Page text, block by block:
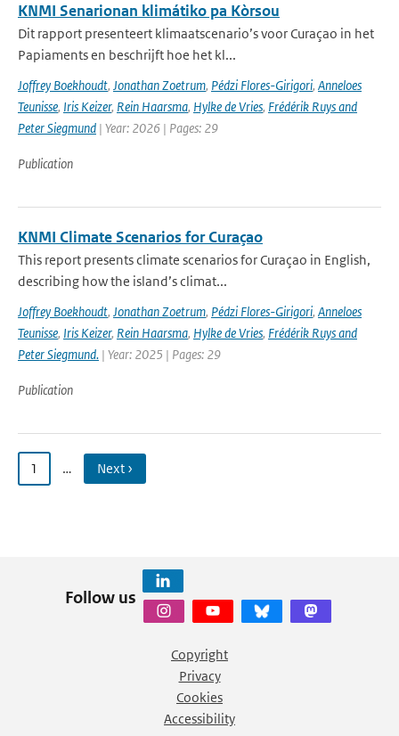
KNMI Senarionan klimátiko pa Kòrsou
Dit rapport presenteert klimaatscenario’s voor Curaçao in het
Papiaments en beschrijft hoe het kl...
Joffrey Boekhoudt, Jonathan Zoetrum, Pédzi Flores-Girigori, Anneloes
Teunisse, Iris Keizer, Rein Haarsma, Hylke de Vries, Frédérik Ruys and
Peter Siegmund | Year: 2026 | Pages: 29
Publication
KNMI Climate Scenarios for Curaçao
This report presents climate scenarios for Curaçao in English,
describing how the island’s climat...
Joffrey Boekhoudt, Jonathan Zoetrum, Pédzi Flores-Girigori, Anneloes
Teunisse, Iris Keizer, Rein Haarsma, Hylke de Vries, Frédérik Ruys and
Peter Siegmund. | Year: 2025 | Pages: 29
Publication
1 … Next ›
Follow us
Copyright
Privacy
Cookies
Accessibility